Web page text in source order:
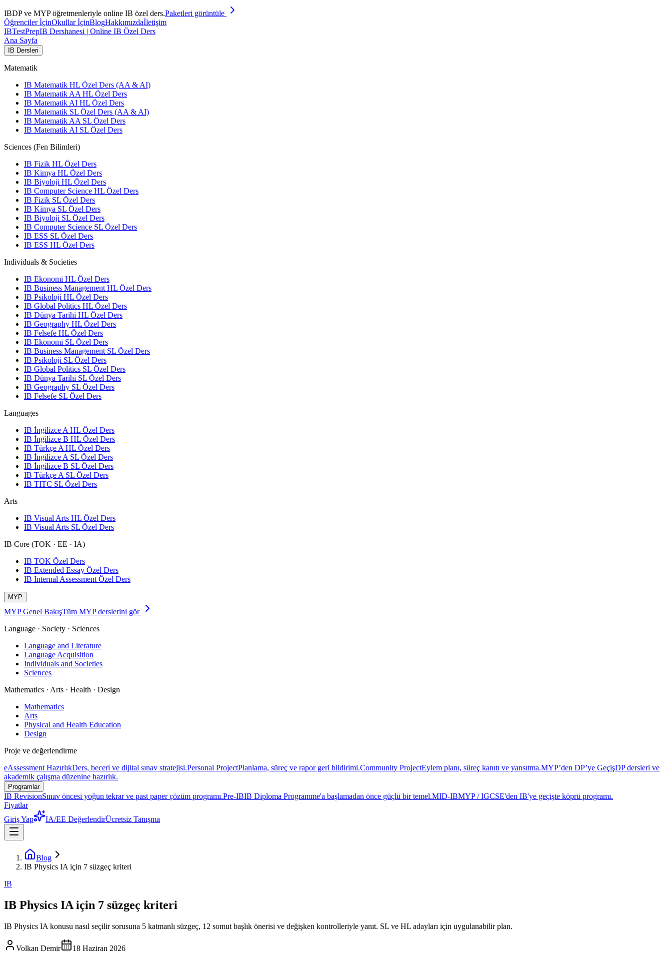
IBDP ve MYP öğretmenleriyle online IB özel ders.Paketleri görüntüle
Öğrenciler İçinOkullar İçinBlogHakkımızdaİletişim
IBTestPrepIB Dershanesi | Online IB Özel Ders
Ana Sayfa
IB Dersleri
Matematik
IB Matematik HL Özel Ders (AA & AI)
IB Matematik AA HL Özel Ders
IB Matematik AI HL Özel Ders
IB Matematik SL Özel Ders (AA & AI)
IB Matematik AA SL Özel Ders
IB Matematik AI SL Özel Ders
Sciences (Fen Bilimleri)
IB Fizik HL Özel Ders
IB Kimya HL Özel Ders
IB Biyoloji HL Özel Ders
IB Computer Science HL Özel Ders
IB Fizik SL Özel Ders
IB Kimya SL Özel Ders
IB Biyoloji SL Özel Ders
IB Computer Science SL Özel Ders
IB ESS SL Özel Ders
IB ESS HL Özel Ders
Individuals & Societies
IB Ekonomi HL Özel Ders
IB Business Management HL Özel Ders
IB Psikoloji HL Özel Ders
IB Global Politics HL Özel Ders
IB Dünya Tarihi HL Özel Ders
IB Geography HL Özel Ders
IB Felsefe HL Özel Ders
IB Ekonomi SL Özel Ders
IB Business Management SL Özel Ders
IB Psikoloji SL Özel Ders
IB Global Politics SL Özel Ders
IB Dünya Tarihi SL Özel Ders
IB Geography SL Özel Ders
IB Felsefe SL Özel Ders
Languages
IB İngilizce A HL Özel Ders
IB İngilizce B HL Özel Ders
IB Türkçe A HL Özel Ders
IB İngilizce A SL Özel Ders
IB İngilizce B SL Özel Ders
IB Türkçe A SL Özel Ders
IB TITC SL Özel Ders
Arts
IB Visual Arts HL Özel Ders
IB Visual Arts SL Özel Ders
IB Core (TOK · EE · IA)
IB TOK Özel Ders
IB Extended Essay Özel Ders
IB Internal Assessment Özel Ders
MYP
MYP Genel BakışTüm MYP derslerini gör
Language · Society · Sciences
Language and Literature
Language Acquisition
Individuals and Societies
Sciences
Mathematics · Arts · Health · Design
Mathematics
Arts
Physical and Health Education
Design
Proje ve değerlendirme
eAssessment HazırlıkDers, beceri ve dijital sınav stratejisi.Personal ProjectPlanlama, süreç ve rapor geri bildirimi.Community ProjectEylem planı, süreç kanıtı ve yansıtma.MYP’den DP’ye GeçişDP dersleri ve
akademik çalışma düzenine hazırlık.
Programlar
IB RevisionSınav öncesi yoğun tekrar ve past paper çözüm programı.Pre-IBIB Diploma Programme'a başlamadan önce güçlü bir temel.MID-IBMYP / IGCSE'den IB'ye geçişte köprü programı.
Fiyatlar
Giriş Yap
IA/EE DeğerlendirÜcretsiz Tanışma
Blog
IB Physics IA için 7 süzgeç kriteri
IB
IB Physics IA için 7 süzgeç kriteri
IB Physics IA konusu nasıl seçilir sorusuna 5 katmanlı süzgeç, 12 somut başlık önerisi ve değişken kontrolleriyle yanıt. SL ve HL adayları için uygulanabilir plan.
Volkan Demir
18 Haziran 2026